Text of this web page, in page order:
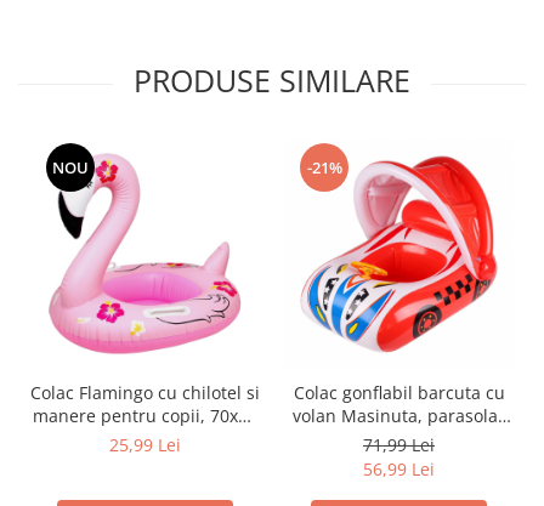
PRODUSE SIMILARE
NOU
Colac Flamingo cu chilotel si
manere pentru copii, 70x55
cm, roz
25,99 Lei
-21%
Colac gonflabil barcuta cu
volan Masinuta, parasolar
detasabil si suport pentru
copii, rosu
71,99 Lei
56,99 Lei